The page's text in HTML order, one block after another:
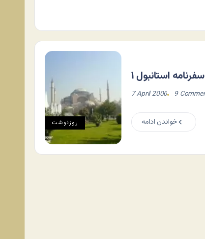
روزنوشت
سفرنامه استانبول ۱
7 April 2006 9
خواندن ادامه